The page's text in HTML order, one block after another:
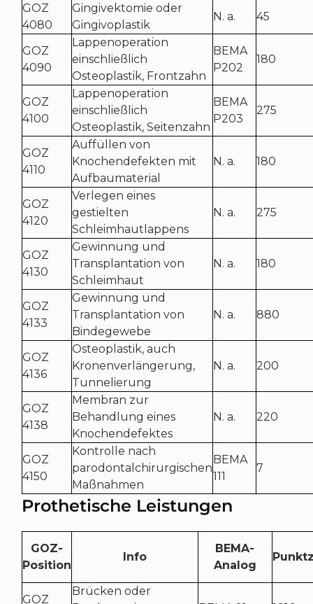
GOZ
4080
Gingivektomie oder
Gingivoplastik
N. a. 45
GOZ
4090
Lappenoperation
einschließlich
Osteoplastik, Frontzahn
BEMA
P202
180
GOZ
4100
Lappenoperation
einschließlich
Osteoplastik, Seitenzahn
BEMA
P203
275
GOZ
4110
Auffüllen von
Knochendefekten mit
Aufbaumaterial
N. a. 180
GOZ
4120
Verlegen eines
gestielten
Schleimhautlappens
N. a. 275
GOZ
4130
Gewinnung und
Transplantation von
Schleimhaut
N. a. 180
GOZ
4133
Gewinnung und
Transplantation von
Bindegewebe
N. a. 880
GOZ
4136
Osteoplastik, auch
Kronenverlängerung,
Tunnelierung
N. a. 200
GOZ
4138
Membran zur
Behandlung eines
Knochendefektes
N. a. 220
GOZ
4150
Kontrolle nach
parodontalchirurgischen
Maßnahmen
BEMA
111
7
Prothetische Leistungen
GOZ-
Position
Info
BEMA-
Analog
GOZ
Brücken oder